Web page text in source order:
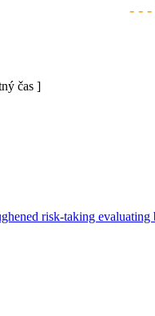
- -
čas ]
risk-taking evaluating